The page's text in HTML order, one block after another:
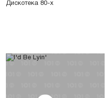
Дискотека 80-х